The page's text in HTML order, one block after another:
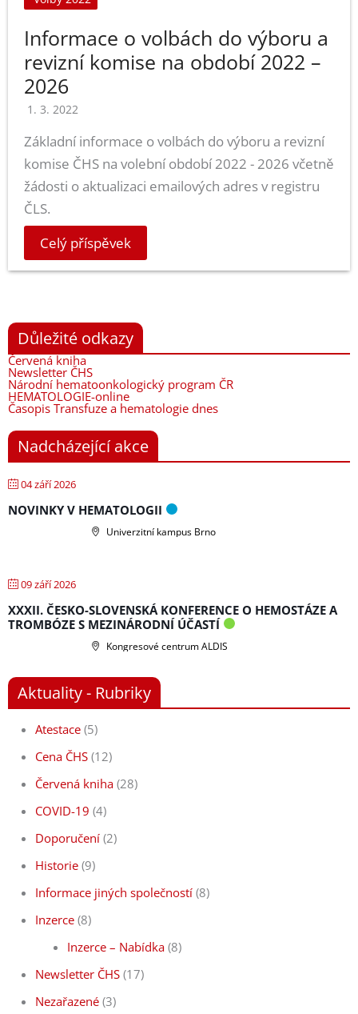
Informace o volbách do výboru a
revizní komise na období 2022 –
2026
1. 3. 2022
Základní informace o volbách do výboru a revizní
komise ČHS na volební období 2022 - 2026 včetně
žádosti o aktualizaci emailových adres v registru
ČLS.
Celý příspěvek
Důležité odkazy
Červená kniha
Newsletter ČHS
Národní hematoonkologický program ČR
HEMATOLOGIE-online
Časopis Transfuze a hematologie dnes
Nadcházející akce
04 září 2026
NOVINKY V HEMATOLOGII
Univerzitní kampus Brno
09 září 2026
XXXII. ČESKO-SLOVENSKÁ KONFERENCE O HEMOSTÁZE A
TROMBÓZE S MEZINÁRODNÍ ÚČASTÍ
Kongresové centrum ALDIS
Aktuality - Rubriky
Atestace (5)
Cena ČHS (12)
Červená kniha (28)
COVID-19 (4)
Doporučení (2)
Historie (9)
Informace jiných společností (8)
Inzerce (8)
Inzerce – Nabídka(8)
Newsletter ČHS (17)
Nezařazené (3)